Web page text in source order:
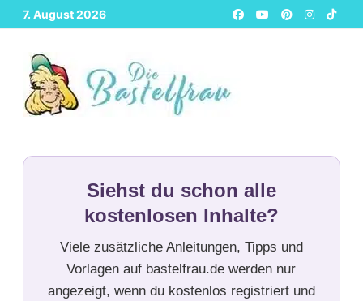
Zurück
zum
Inhalt
7. August 2026
Siehst du schon alle
kostenlosen Inhalte?
Viele zusätzliche Anleitungen, Tipps und
Vorlagen auf bastelfrau.de werden nur
angezeigt, wenn du kostenlos registriert und